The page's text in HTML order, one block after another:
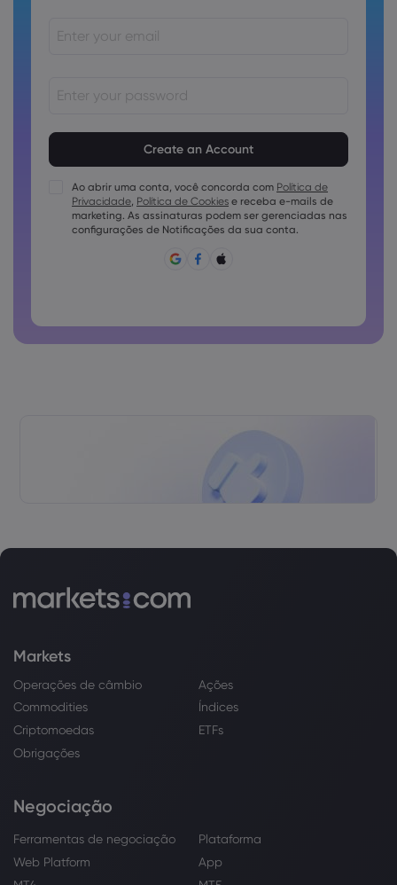
As senhas devem conter pelo menos 1 letra maiúscula
As senhas devem conter pelo menos 1 letra minúscula
A senha deve conter ~!@#£%^e)_-+=:;&lt;&gt;{,[]?,.
Ao abrir uma conta, você concorda com Política de
Privacidade, Política de Cookies e receba e-mails de
marketing. As assinaturas podem ser gerenciadas nas
configurações de Notificações da sua conta.
Markets
Operações de câmbio
Ações
Commodities
Índices
Criptomoedas
ETFs
Obrigações
Negociação
Ferramentas de negociação
Plataforma
Web Platform
App